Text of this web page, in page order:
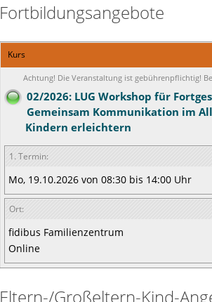
Fortbildungsangebote
Kurs
Achtung! Die Veranstaltung ist gebührenpflichtig!
02/2026: LUG Workshop für
Gemeinsam Kommunikation im
Kindern erleichtern
1. Termin:
Mo, 19.10.2026 von 08:30 bis 14:00 Uhr
Ort:
fidibus Familienzentrum
Online
Eltern-/Großeltern-Kind-